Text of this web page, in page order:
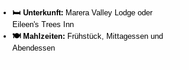
🛏️ Unterkunft: Marera Valley Lodge oder
Eileen's Trees Inn
🍽️ Mahlzeiten: Frühstück, Mittagessen und
Abendessen